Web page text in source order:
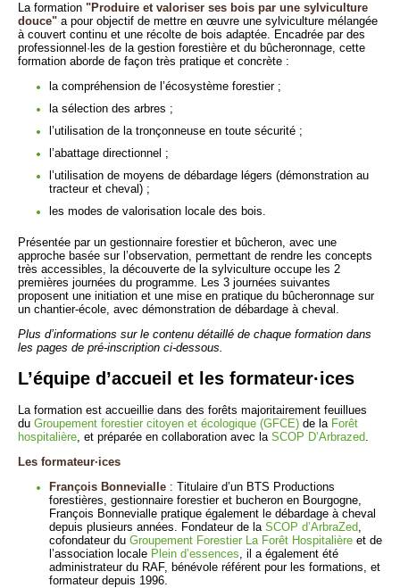
La formation "Produire et valoriser ses bois par une sylviculture
douce" a pour objectif de mettre en œuvre une sylviculture mélangée
à couvert continu et une récolte de bois adaptée. Encadrée par des
professionnel·les de la gestion forestière et du bûcheronnage, cette
formation aborde de façon très pratique et concrète :
la compréhension de l’écosystème forestier ;
la sélection des arbres ;
l’utilisation de la tronçonneuse en toute sécurité ;
l’abattage directionnel ;
l’utilisation de moyens de débardage légers (démonstration au
tracteur et cheval) ;
les modes de valorisation locale des bois.
Présentée par un gestionnaire forestier et bûcheron, avec une
approche basée sur l’observation, permettant de rendre les concepts
très accessibles, la découverte de la sylviculture occupe les 2
premières journées du programme. Les 3 journées suivantes
proposent une initiation et une mise en pratique du bûcheronnage sur
un chantier-école, avec démonstration de débardage à cheval.
Plus d’informations sur le contenu détaillé de chaque formation dans
les pages de pré-inscription ci-dessous.
L’équipe d’accueil et les formateur·ices
La formation est accueillie dans des forêts majoritairement feuillues
du Groupement forestier citoyen et écologique (GFCE) de la Forêt
hospitalière , et préparée en collaboration avec la SCOP D’Arbrazed
Les formateur·ices
François Bonnevialle: Titulaire d’un BTS Productions
forestières, gestionnaire forestier et bucheron en Bourgogne,
François Bonnevialle pratique également le débardage à cheval
depuis plusieurs années. Fondateur de la SCOP d’ArbraZed
cofondateur du Groupement Forestier La Forêt Hospitalièreet de
l’association locale Plein d’essences , il a également été
administrateur du RAF, bénévole référent pour les formations, et
formateur depuis 1996.